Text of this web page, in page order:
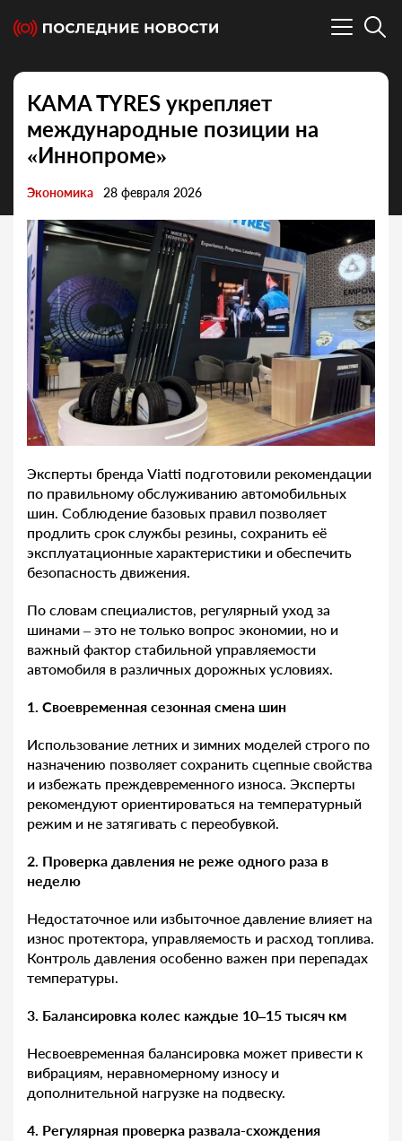
KAMA TYRES укрепляет
международные позиции на
«Иннопроме»
Экономика 28 февраля 2026
Эксперты бренда Viatti подготовили рекомендации
по правильному обслуживанию автомобильных
шин. Соблюдение базовых правил позволяет
продлить срок службы резины, сохранить её
эксплуатационные характеристики и обеспечить
безопасность движения.
По словам специалистов, регулярный уход за
шинами – это не только вопрос экономии, но и
важный фактор стабильной управляемости
автомобиля в различных дорожных условиях.
1. Своевременная сезонная смена шин
Использование летних и зимних моделей строго по
назначению позволяет сохранить сцепные свойства
и избежать преждевременного износа. Эксперты
рекомендуют ориентироваться на температурный
режим и не затягивать с переобувкой.
2. Проверка давления не реже одного раза в
неделю
Недостаточное или избыточное давление влияет на
износ протектора, управляемость и расход топлива.
Контроль давления особенно важен при перепадах
температуры.
3. Балансировка колес каждые 10–15 тысяч км
Несвоевременная балансировка может привести к
вибрациям, неравномерному износу и
дополнительной нагрузке на подвеску.
4. Регулярная проверка развала-схождения